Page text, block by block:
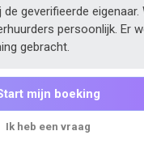
geverifieerde eigenaar.
persoonlijk. Er
gebracht.
mijn boeking
Ik heb een vraag